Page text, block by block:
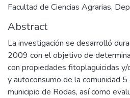
Facultad de Ciencias Agrarias,
Abstract
La investigación se desarrolló
2009 con el objetivo de
con propiedades fitoplaguicidas
y autoconsumo de la comunidad
municipio de Rodas, así como